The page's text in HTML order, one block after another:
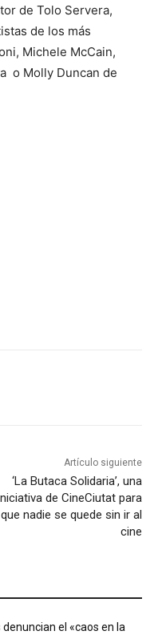
de Tolo Servera,
de los más
Michele McCain,
o Molly Duncan de
Artículo siguiente
‘La Butaca Solidaria’, una
de CineCiutat para
que nadie se quede sin ir al
cine
denuncian el «caos en la